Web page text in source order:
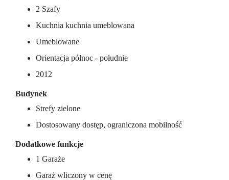
2 Szafy
Kuchnia kuchnia umeblowana
Umeblowane
Orientacja północ - południe
2012
Budynek
Strefy zielone
Dostosowany dostęp, ograniczona mobilność
Dodatkowe funkcje
1 Garaże
Garaż wliczony w cenę